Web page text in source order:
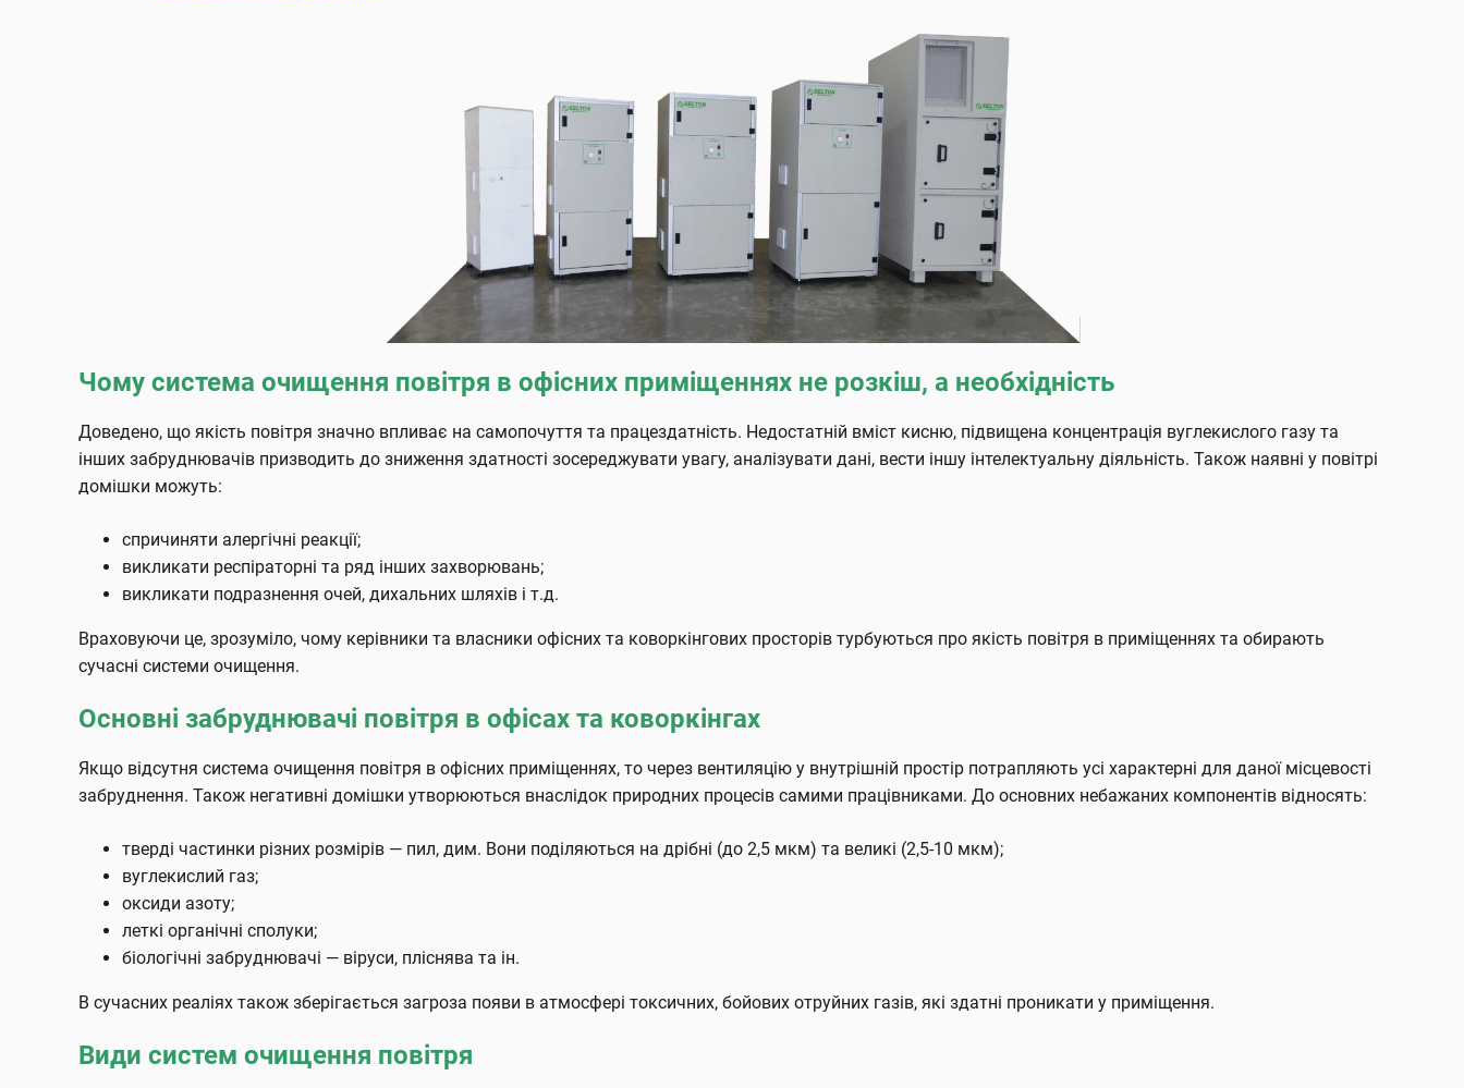
Чому система очищення повітря в офісних приміщеннях не розкіш, а необхідність
Доведено, що якість повітря значно впливає на самопочуття та працездатність. Недостатній вміст кисню, підвищена концентрація вуглекислого газу та
інших забруднювачів призводить до зниження здатності зосереджувати увагу, аналізувати дані, вести іншу інтелектуальну діяльність. Також наявні у повітрі
домішки можуть:
спричиняти алергічні реакції;
викликати респіраторні та ряд інших захворювань;
викликати подразнення очей, дихальних шляхів і т.д.
Враховуючи це, зрозуміло, чому керівники та власники офісних та коворкінгових просторів турбуються про якість повітря в приміщеннях та обирають
сучасні системи очищення.
Основні забруднювачі повітря в офісах та коворкінгах
Якщо відсутня система очищення повітря в офісних приміщеннях, то через вентиляцію у внутрішній простір потрапляють усі характерні для даної місцевості
забруднення. Також негативні домішки утворюються внаслідок природних процесів самими працівниками. До основних небажаних компонентів відносять:
тверді частинки різних розмірів — пил, дим. Вони поділяються на дрібні (до 2,5 мкм) та великі (2,5-10 мкм);
вуглекислий газ;
оксиди азоту;
леткі органічні сполуки;
біологічні забруднювачі — віруси, пліснява та ін.
В сучасних реаліях також зберігається загроза появи в атмосфері токсичних, бойових отруйних газів, які здатні проникати у приміщення.
Види систем очищення повітря